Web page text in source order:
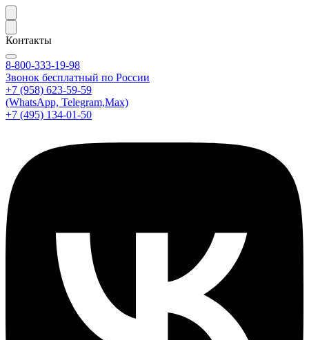
Контакты
8-800-333-19-98
Звонок бесплатный по России
+7 (958) 623-59-59
(WhatsApp, Telegram,Max)
+7 (495) 134-01-50